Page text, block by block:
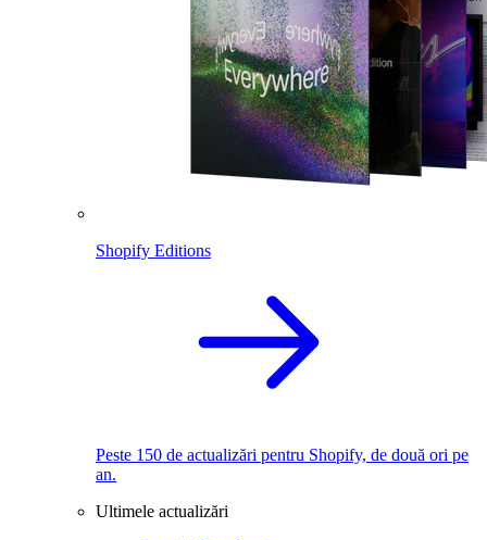
Shopify Editions
Peste 150 de actualizări pentru Shopify, de două ori pe
an.
Ultimele actualizări